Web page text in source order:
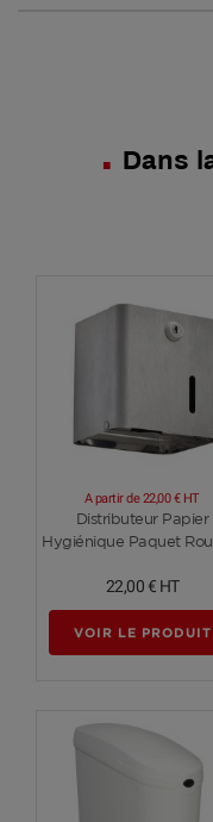
Dans
Voir plus
Distributeur Papier
Hygiénique Paquet
A partir de22,00 € HT
22,00 € HT
VOIR LE PRODUIT